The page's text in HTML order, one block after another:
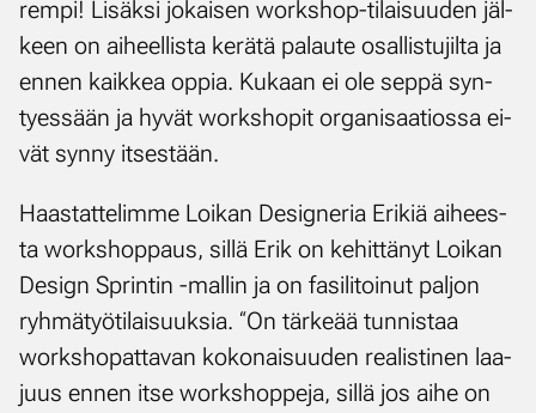
rem­pi! Li­säk­si jo­kai­sen works­hop-ti­lai­suu­den jäl­
keen on ai­heel­lis­ta ke­rä­tä pa­lau­te osal­lis­tu­jil­ta ja
en­nen kaik­kea op­pia. Ku­kaan ei ole sep­pä syn­
tyes­sään ja hy­vät works­ho­pit or­ga­ni­saa­tios­sa ei­
vät syn­ny it­ses­tään.
Haas­tat­te­lim­me Loi­kan De­sig­ne­ria Eri­kiä ai­hees­
ta works­hop­paus, sil­lä Erik on ke­hit­tä­nyt Loi­kan
De­sign Sprin­tin -mal­lin ja on fa­si­li­toi­nut pal­jon
ryh­mä­työ­ti­lai­suuk­sia. “On tär­ke­ää tun­nis­taa
works­ho­pat­ta­van ko­ko­nai­suu­den rea­lis­ti­nen laa­
juus en­nen it­se works­hop­pe­ja, sil­lä jos ai­he on